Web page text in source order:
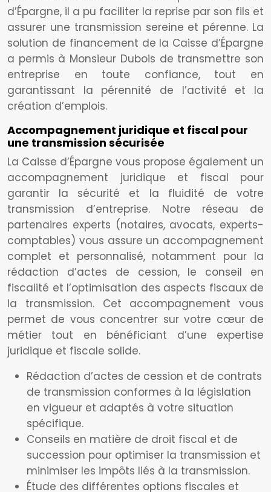
d’Épargne, il a pu faciliter la reprise par son fils et
assurer une transmission sereine et pérenne. La
solution de financement de la Caisse d’Épargne
a permis à Monsieur Dubois de transmettre son
entreprise en toute confiance, tout en
garantissant la pérennité de l’activité et la
création d’emplois.
Accompagnement juridique et fiscal pour
une transmission sécurisée
La Caisse d’Épargne vous propose également un
accompagnement juridique et fiscal pour
garantir la sécurité et la fluidité de votre
transmission d’entreprise. Notre réseau de
partenaires experts (notaires, avocats, experts-
comptables) vous assure un accompagnement
complet et personnalisé, notamment pour la
rédaction d’actes de cession, le conseil en
fiscalité et l’optimisation des aspects fiscaux de
la transmission. Cet accompagnement vous
permet de vous concentrer sur votre cœur de
métier tout en bénéficiant d’une expertise
juridique et fiscale solide.
Rédaction d’actes de cession et de contrats
de transmission conformes à la législation
en vigueur et adaptés à votre situation
spécifique.
Conseils en matière de droit fiscal et de
succession pour optimiser la transmission et
minimiser les impôts liés à la transmission.
Étude des différentes options fiscales et